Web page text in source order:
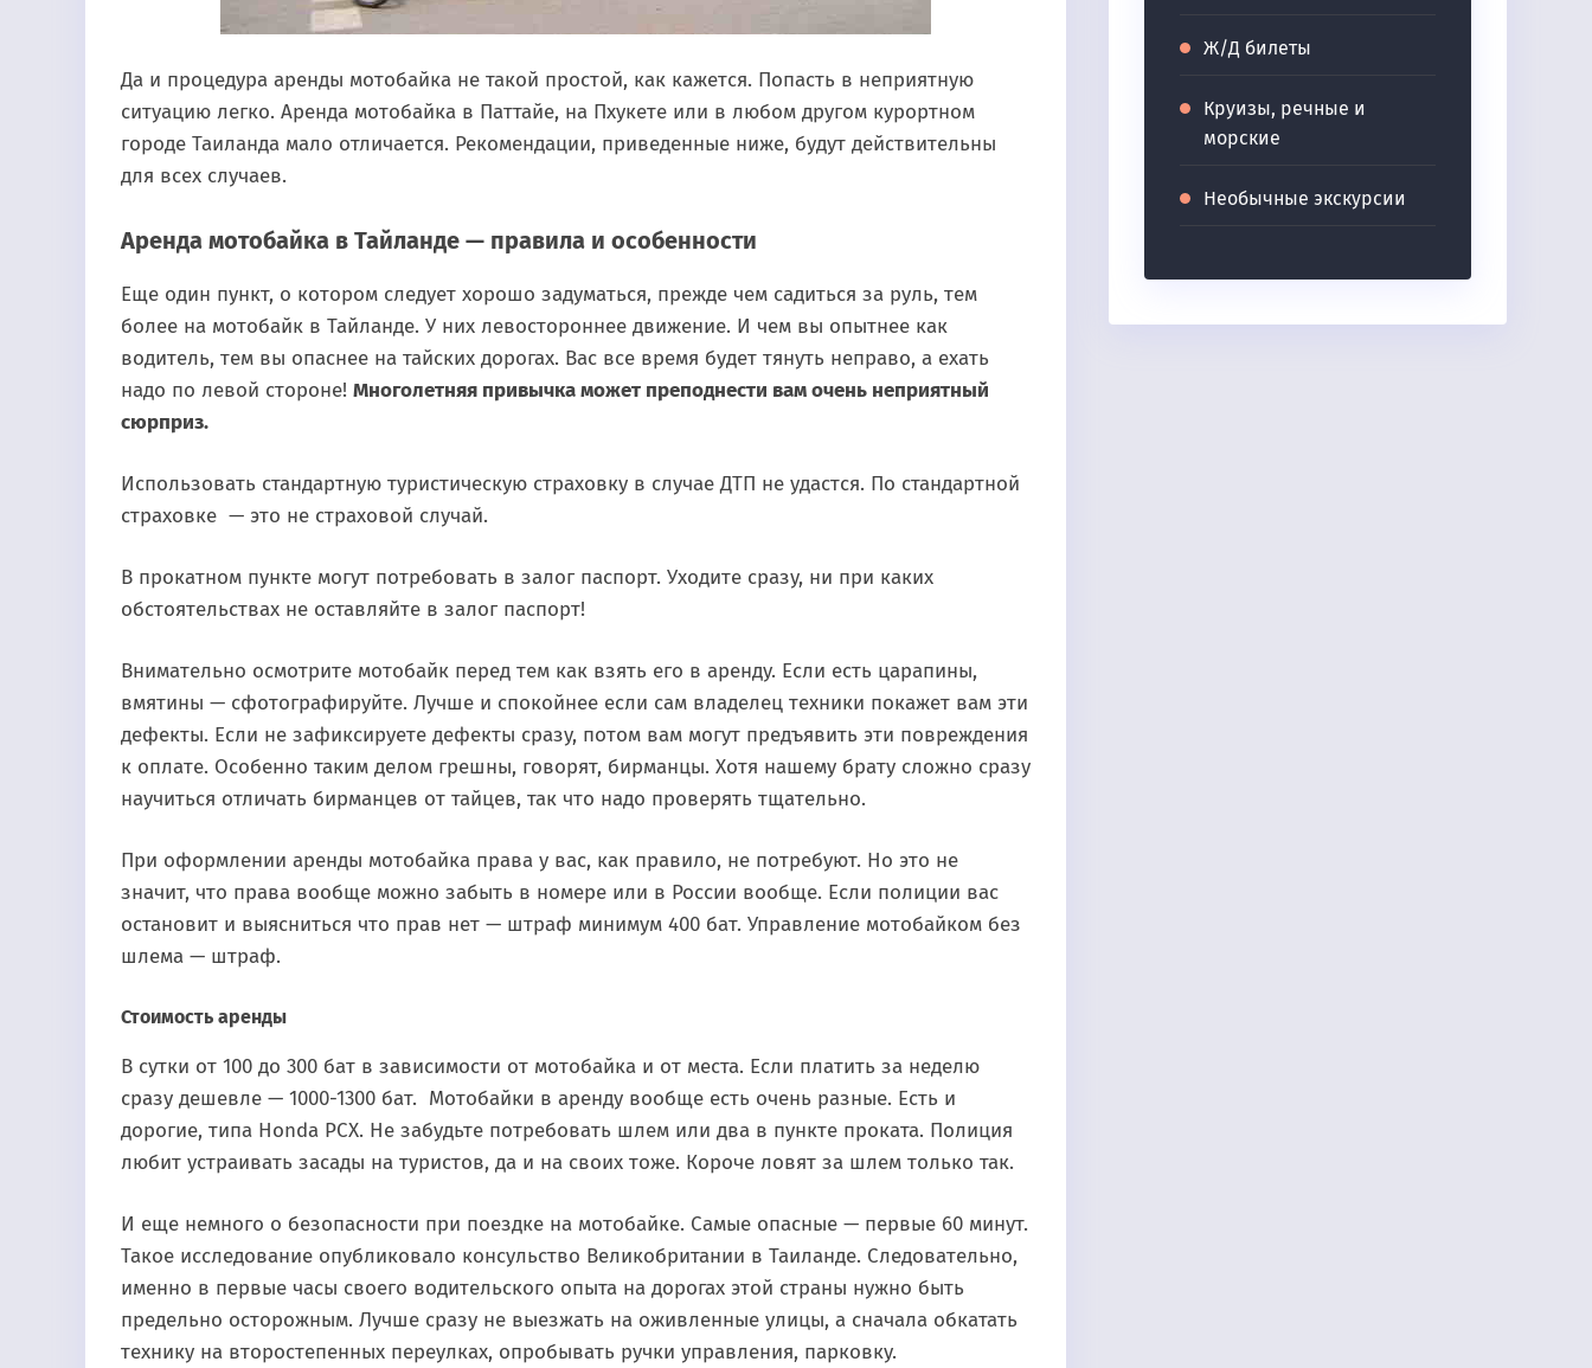
Да и процедура аренды мотобайка не такой простой, как кажется. Попасть в неприятную
ситуацию легко. Аренда мотобайка в Паттайе, на Пхукете или в любом другом курортном
городе Таиланда мало отличается. Рекомендации, приведенные ниже, будут действительны
для всех случаев.
Аренда мотобайка в Тайланде — правила и особенности
Еще один пункт, о котором следует хорошо задуматься, прежде чем садиться за руль, тем
более на мотобайк в Тайланде. У них левостороннее движение. И чем вы опытнее как
водитель, тем вы опаснее на тайских дорогах. Вас все время будет тянуть неправо, а ехать
надо по левой стороне! Многолетняя привычка может преподнести вам очень неприятный
сюрприз.
Использовать стандартную туристическую страховку в случае ДТП не удастся. По стандартной
страховке — это не страховой случай.
В прокатном пункте могут потребовать в залог паспорт. Уходите сразу, ни при каких
обстоятельствах не оставляйте в залог паспорт!
Внимательно осмотрите мотобайк перед тем как взять его в аренду. Если есть царапины,
вмятины — сфотографируйте. Лучше и спокойнее если сам владелец техники покажет вам эти
дефекты. Если не зафиксируете дефекты сразу, потом вам могут предъявить эти повреждения
к оплате. Особенно таким делом грешны, говорят, бирманцы. Хотя нашему брату сложно сразу
научиться отличать бирманцев от тайцев, так что надо проверять тщательно.
При оформлении аренды мотобайка права у вас, как правило, не потребуют. Но это не
значит, что права вообще можно забыть в номере или в России вообще. Если полиции вас
остановит и выясниться что прав нет — штраф минимум 400 бат. Управление мотобайком без
шлема — штраф.
Стоимость аренды
В сутки от 100 до 300 бат в зависимости от мотобайка и от места. Если платить за неделю
сразу дешевле — 1000-1300 бат. Мотобайки в аренду вообще есть очень разные. Есть и
дорогие, типа Honda PCX. Не забудьте потребовать шлем или два в пункте проката. Полиция
любит устраивать засады на туристов, да и на своих тоже. Короче ловят за шлем только так.
И еще немного о безопасности при поездке на мотобайке. Самые опасные — первые 60 минут.
Такое исследование опубликовало консульство Великобритании в Таиланде. Следовательно,
именно в первые часы своего водительского опыта на дорогах этой страны нужно быть
предельно осторожным. Лучше сразу не выезжать на оживленные улицы, а сначала обкатать
технику на второстепенных переулках, опробывать ручки управления, парковку.
Ж/Д билеты
Круизы, речные и
морские
Необычные экскурсии